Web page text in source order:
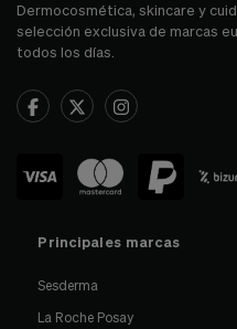
Dermocosmética, skincare y
selección exclusiva de marcas
todos los días.
Principales marcas
Sesderma
La Roche Posay